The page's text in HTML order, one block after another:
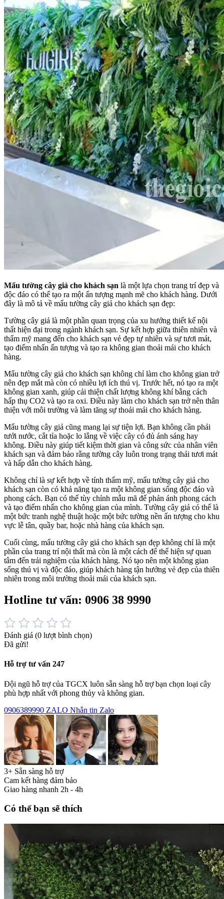
Mẩu tường cây giả cho khách sạn là một lựa chọn trang trí đẹp và
độc đáo có thể tạo ra một ấn tượng mạnh mẽ cho khách hàng. Dưới
đây là mô tả về mẩu tường cây giả cho khách sạn đẹp:
Tường cây giả là một phần quan trọng của xu hướng thiết kế nội
thất hiện đại trong ngành khách sạn. Sự kết hợp giữa thiên nhiên và
thẩm mỹ mang đến cho khách sạn vẻ đẹp tự nhiên và sự tươi mát,
tạo điểm nhấn ấn tượng và tạo ra không gian thoải mái cho khách
hàng.
Mẩu tường cây giả cho khách sạn không chỉ làm cho không gian trở
nên đẹp mắt mà còn có nhiều lợi ích thú vị. Trước hết, nó tạo ra một
không gian xanh, giúp cải thiện chất lượng không khí bằng cách
hấp thụ CO2 và tạo ra oxi. Điều này làm cho khách sạn trở nên thân
thiện với môi trường và làm tăng sự thoải mái cho khách hàng.
Mẩu tường cây giả cũng mang lại sự tiện lợi. Bạn không cần phải
tưới nước, cắt tỉa hoặc lo lắng về việc cây có đủ ánh sáng hay
không. Điều này giúp tiết kiệm thời gian và công sức của nhân viên
khách sạn và đảm bảo rằng tường cây luôn trong trạng thái tươi mát
và hấp dẫn cho khách hàng.
Không chỉ là sự kết hợp về tính thẩm mỹ, mẩu tường cây giả cho
khách sạn còn có khả năng tạo ra một không gian sống độc đáo và
phong cách. Bạn có thể tùy chỉnh mẫu mã để phản ánh phong cách
và tạo điểm nhấn cho không gian của mình. Tường cây giả có thể là
một bức tranh nghệ thuật hoặc một bức tường nền ấn tượng cho khu
vực lễ tân, quầy bar, hoặc nhà hàng của khách sạn.
Cuối cùng, mẩu tường cây giả cho khách sạn đẹp không chỉ là một
phần của trang trí nội thất mà còn là một cách để thể hiện sự quan
tâm đến trải nghiệm của khách hàng. Nó tạo nên một không gian
sống thú vị và độc đáo, giúp khách hàng tận hưởng vẻ đẹp của thiên
nhiên trong môi trường thoải mái của khách sạn.
Hotline tư vấn: 0906 38 9990
Đánh giá (0 lượt bình chọn)
Đã gửi!
Hỗ trợ tư vấn 247
Đội ngũ hỗ trợ của TGCX luôn sẵn sàng hỗ trợ bạn chọn loại cây
phù hợp nhất với phong thủy và không gian.
0906389990 ZALO Nhắn tin Zalo
3+ Sẵn sàng hỗ trợ
Cam kết hàng đảm bảo
Giao hàng nhanh 2h - 4h
Có thể bạn sẽ thích